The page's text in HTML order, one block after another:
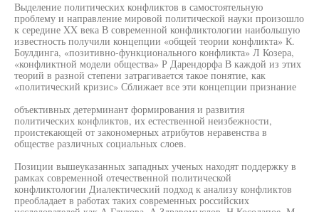
Выделение политических конфликтов в самостоятельную
проблему и направление мировой политической науки произошло
к середине XX века В современной конфликтологии наибольшую
известность получили концепции «общей теории конфликта» К.
Боулдинга, «позитивно-функционального конфликта» Л Козера,
«конфликтной модели общества» Р Дарендорфа В каждой из этих
теорий в разной степени затрагивается такое понятие, как
«политический кризис» Сближает все эти концепции признание
объективных детерминант формирования и развития
политических конфликтов, их естественной неизбежности,
проистекающей от закономерных атрибутов неравенства в
обществе различных социальных слоев.
Позиции вышеуказанных западных ученых находят поддержку в
рамках современной отечественной политической
конфликтологии Диалектический подход к анализу конфликтов
преобладает в работах таких современных российских